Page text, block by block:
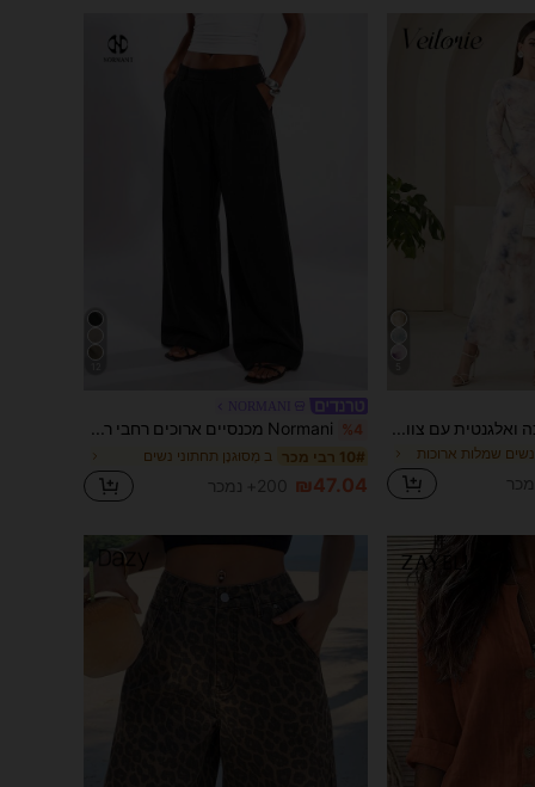
נשים שמלות ארוכות
%4
10# רבי מכר ב מְסוּגנָן תחתוני נשים
₪47.04 200+ נמכר